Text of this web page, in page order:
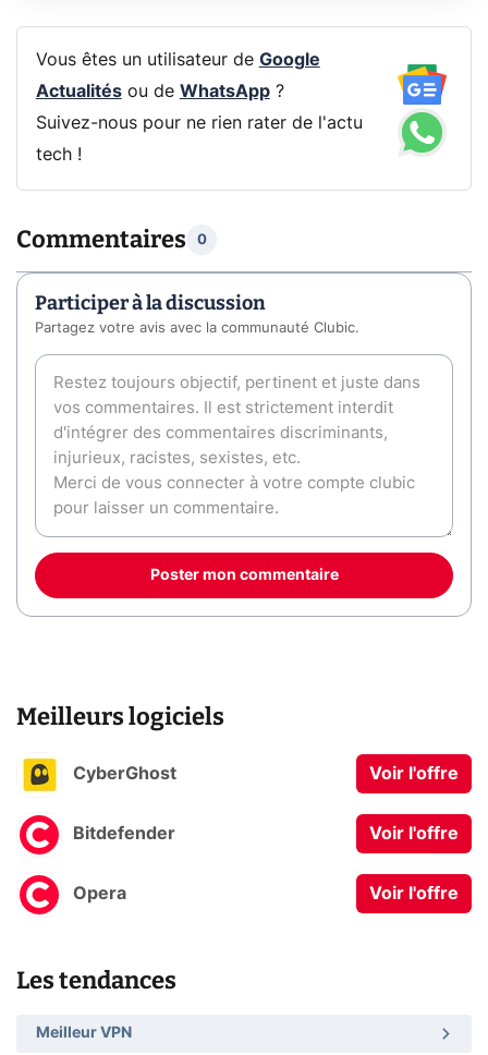
Vous êtes un utilisateur de Google
Actualitésou de WhatsApp?
Suivez-nous pour ne rien rater de l'actu
tech !
Commentaires 0
Participer à la discussion
Partagez votre avis avec la communauté Clubic.
Poster mon commentaire
Meilleurs logiciels
CyberGhost Voir l'offre
Bitdefender Voir l'offre
Opera Voir l'offre
Les tendances
Meilleur VPN